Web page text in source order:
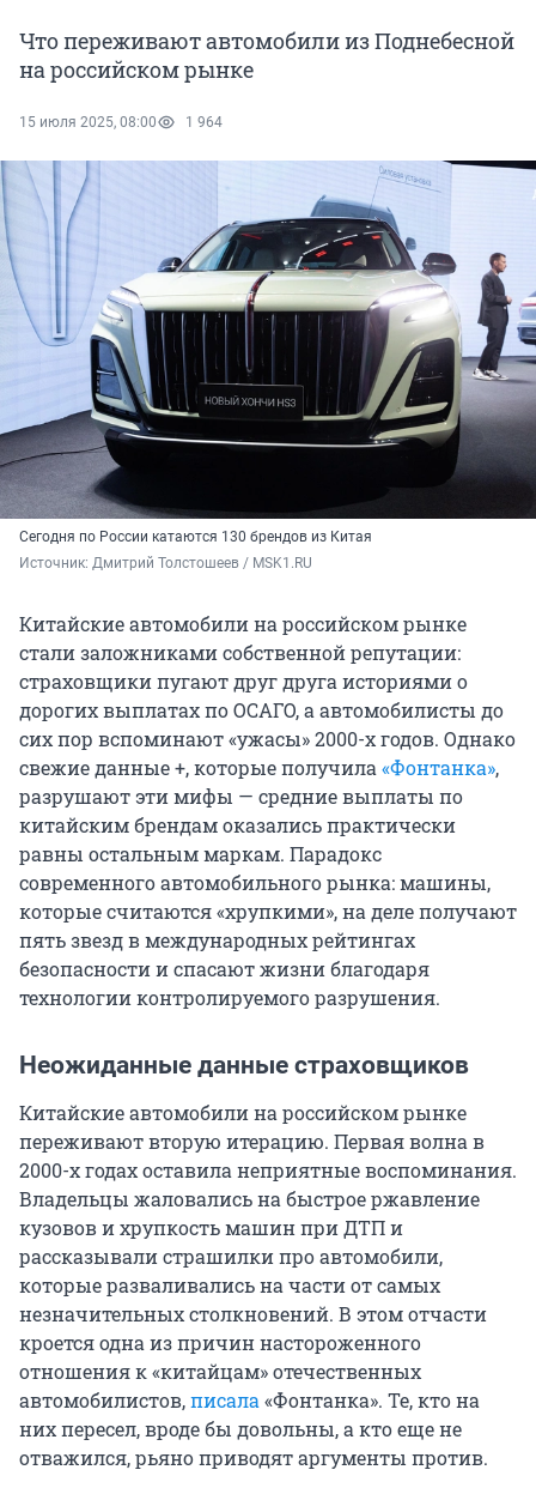
Что переживают автомобили из Поднебесной
на российском рынке
15 июля 2025, 08:00 1 964
Сегодня по России катаются 130 брендов из Китая
Источник: Дмитрий Толстошеев / MSK1.RU
Китайские автомобили на российском рынке
стали заложниками собственной репутации:
страховщики пугают друг друга историями о
дорогих выплатах по ОСАГО, а автомобилисты до
сих пор вспоминают «ужасы» 2000-х годов. Однако
свежие данные +, которые получила«Фонтанка»,
разрушают эти мифы — средние выплаты по
китайским брендам оказались практически
равны остальным маркам. Парадокс
современного автомобильного рынка: машины,
которые считаются «хрупкими», на деле получают
пять звезд в международных рейтингах
безопасности и спасают жизни благодаря
технологии контролируемого разрушения.
Неожиданные данные страховщиков
Китайские автомобили на российском рынке
переживают вторую итерацию. Первая волна в
2000-х годах оставила неприятные воспоминания.
Владельцы жаловались на быстрое ржавление
кузовов и хрупкость машин при ДТП и
рассказывали страшилки про автомобили,
которые разваливались на части от самых
незначительных столкновений. В этом отчасти
кроется одна из причин настороженного
отношения к «китайцам» отечественных
автомобилистов,писала«Фонтанка». Те, кто на
них пересел, вроде бы довольны, а кто еще не
отважился, рьяно приводят аргументы против.